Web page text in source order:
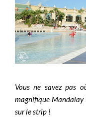
Vous ne savez pas
magnifique Mandalay
sur le strip !